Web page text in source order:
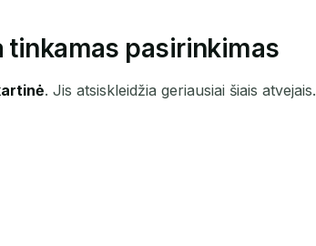
tinkamas pasirinkimas
. Jis atsiskleidžia geriausiai šiais atvejais.